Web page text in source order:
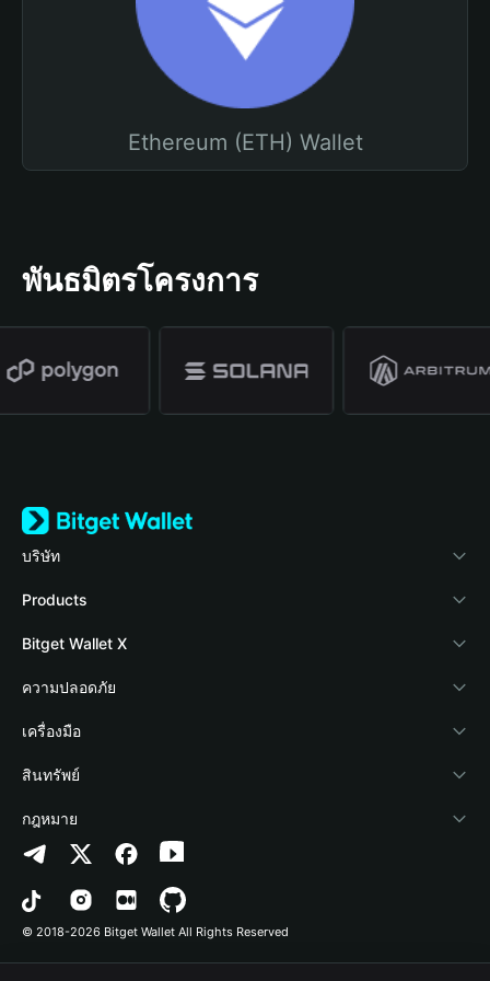
Ethereum (ETH) Wallet
พันธมิตรโครงการ
บริษัท
เกี่ยวกับ Bitget Wallet
Blog
Academy
ข่าวสารด้านคริปโต
ศูนย์ช่วยเหลือ
ติดต่อเรา
ทรัพยากรข้อมูลของแบรนด์
อาชีพ
Products
Crypto Card
Stablecoin Earn
Payfi Crypto
Crypto Swap API
Altcoin Season Index
Prediction Markets
DApp
Bitget Wallet X
นักพัฒนา
เชื่อมต่อ Wallet
Bitget Wallet Pay
ลิสต์โปรเจกต์
ความปลอดภัย
Protection Fund
เทคโนโลยีความปลอดภัย
เครื่องมือ
ซื้อคริปโต
การตรวจจับการอนุญาต
การตรวจจับสัญญา
การโอนเป็นชุด
สินทรัพย์
Arbitrum
Avalanche
Bitcoin
กฎหมาย
นโยบายความเป็นส่วนตัว
ข้อตกลงในการใช้บริการ
© 2018-2026 Bitget Wallet All Rights Reserved